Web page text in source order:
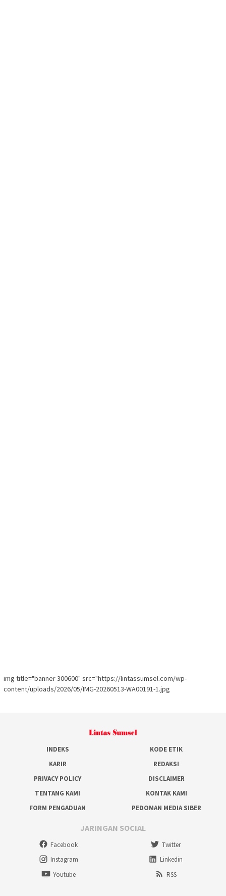
img title="banner 300600" src="https://lintassumsel.com/wp-
content/uploads/2026/05/IMG-20260513-WA00191-1.jpg
INDEKS
KODE ETIK
KARIR
REDAKSI
PRIVACY POLICY
DISCLAIMER
TENTANG KAMI
KONTAK KAMI
FORM PENGADUAN
PEDOMAN MEDIA SIBER
JARINGAN SOCIAL
Facebook
Twitter
Instagram
Linkedin
Youtube
RSS